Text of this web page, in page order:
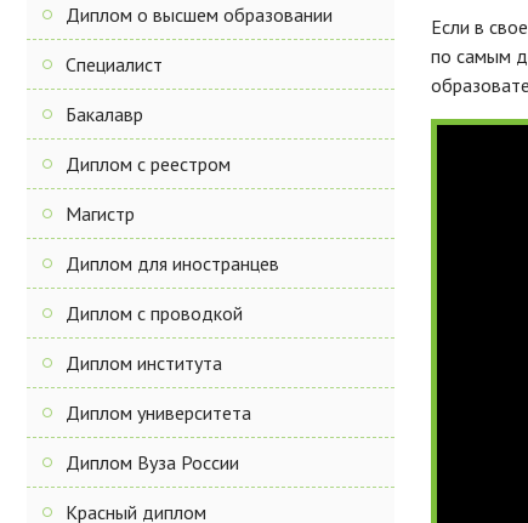
Диплом о высшем образовании
Специалист
Бакалавр
Диплом с реестром
Магистр
Диплом для иностранцев
Диплом с проводкой
Диплом института
Диплом университета
Диплом Вуза России
Красный диплом
Если в
по самым